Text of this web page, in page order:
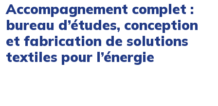
Accompagnement complet :
bureau d’études, conception
et fabrication de solutions
textiles pour l’énergie